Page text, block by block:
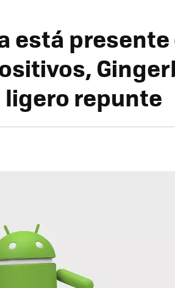
está presente
repunte